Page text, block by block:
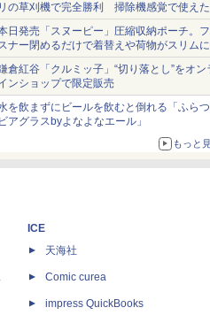
の草刈機で完全勝利 掃除機感覚で使えた
日発売「スヌーピー」圧縮収納ポーチ。
ナー閉めるだけで着替えや荷物がスリム
まる
倉紅谷「クルミッ子」“切り落とし”をオン
ンショップで限定販売
を飲まずにビールを飲むと倒れる「ふらつ
アグラスbyよなよなエール」
もっと
ICE
天海社
Comic curea
impress QuickBooks